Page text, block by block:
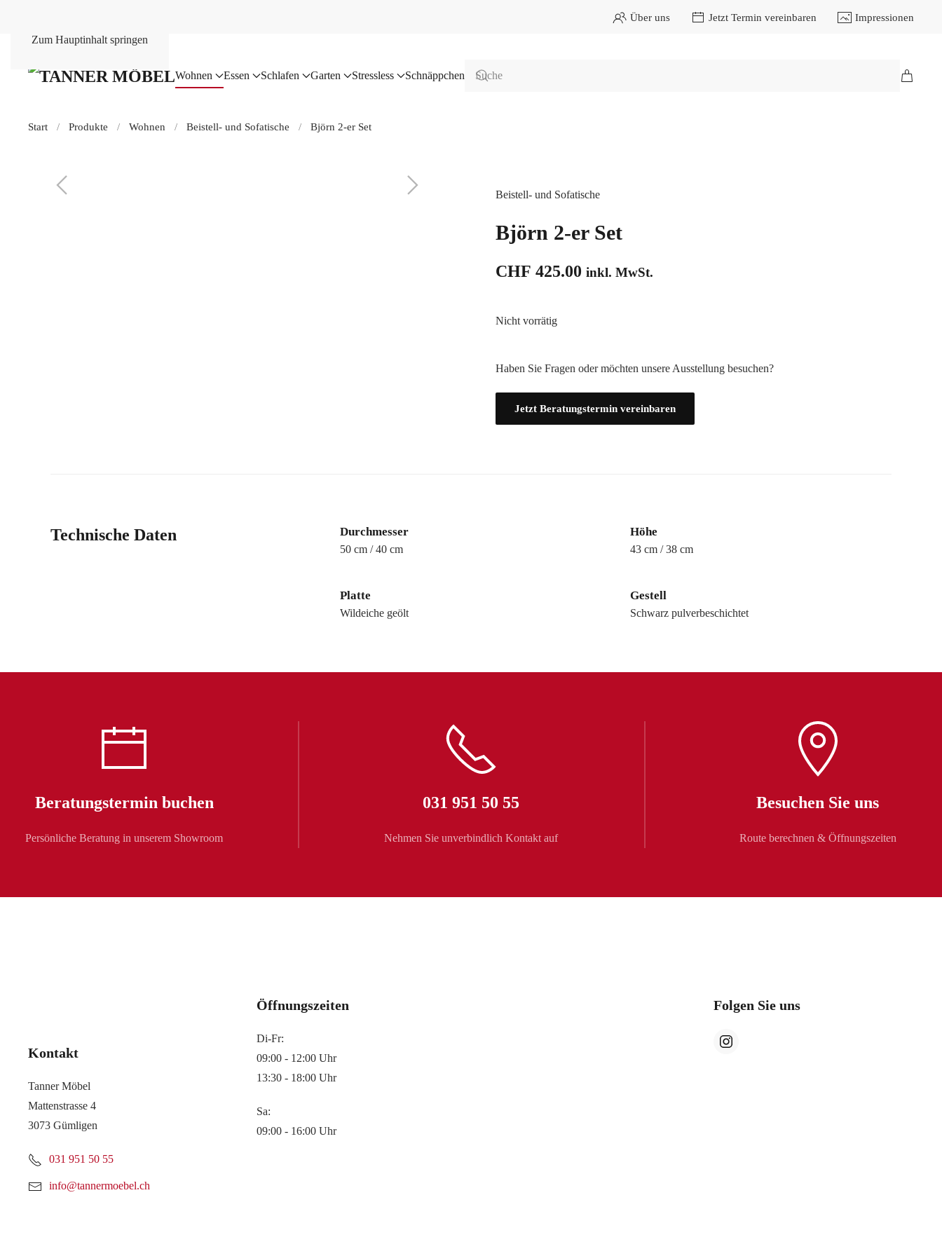
Zum Hauptinhalt springen
Über uns Jetzt Termin vereinbaren Impressionen
Wohnen Essen Schlafen Garten Stressless Schnäppchen
Start Produkte Wohnen Beistell- und Sofatische Björn 2-er Set
Beistell- und Sofatische
Björn 2-er Set
CHF 425.00 inkl. MwSt.
Nicht vorrätig
Haben Sie Fragen oder möchten unsere Ausstellung besuchen?
Jetzt Beratungstermin vereinbaren
Technische Daten Durchmesser
50 cm / 40 cm
Höhe
43 cm / 38 cm
Platte
Wildeiche geölt
Gestell
Schwarz pulverbeschichtet
Beratungstermin buchen
Persönliche Beratung in unserem Showroom
031 951 50 55
Nehmen Sie unverbindlich Kontakt auf
Besuchen Sie uns
Route berechnen & Öffnungszeiten
Kontakt
Tanner Möbel
Mattenstrasse 4
3073 Gümligen
031 951 50 55
info@tannermoebel.ch
Öffnungszeiten
Di-Fr:
09:00 - 12:00 Uhr
13:30 - 18:00 Uhr
Sa:
09:00 - 16:00 Uhr
Folgen Sie uns